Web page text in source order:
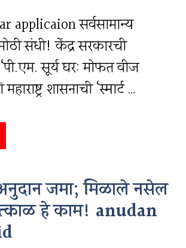
applicaion सर्वसामान्य
संधी! केंद्र सरकारची
‘पी.एम. सूर्य घर: मोफत वीज
शासनाची ‘स्मार्ट …
जमा; मिळाले नसेल
हे काम! anudan